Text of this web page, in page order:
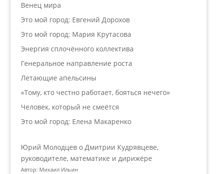
Венец мира
Это мой город: Евгений Дорохов
Это мой город: Мария Крутасова
Энергия сплочённого коллектива
Генеральное направление роста
Летающие апельсины
«Тому, кто честно работает, бояться нечего»
Человек, который не смеётся
Это мой город: Елена Макаренко
Юрий Молодцев о Дмитрии Кудрявцеве,
руководителе, математике и дирижёре
Автор: Михаил Ильин